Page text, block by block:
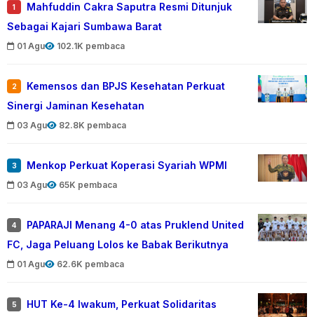
1
Mahfuddin Cakra Saputra Resmi Ditunjuk
Sebagai Kajari Sumbawa Barat
01 Agu 102.1K pembaca
2
Kemensos dan BPJS Kesehatan Perkuat
Sinergi Jaminan Kesehatan
03 Agu 82.8K pembaca
3 Menkop Perkuat Koperasi Syariah WPMI
03 Agu 65K pembaca
4
PAPARAJI Menang 4-0 atas Pruklend United
FC, Jaga Peluang Lolos ke Babak Berikutnya
01 Agu 62.6K pembaca
5
HUT Ke-4 Iwakum, Perkuat Solidaritas